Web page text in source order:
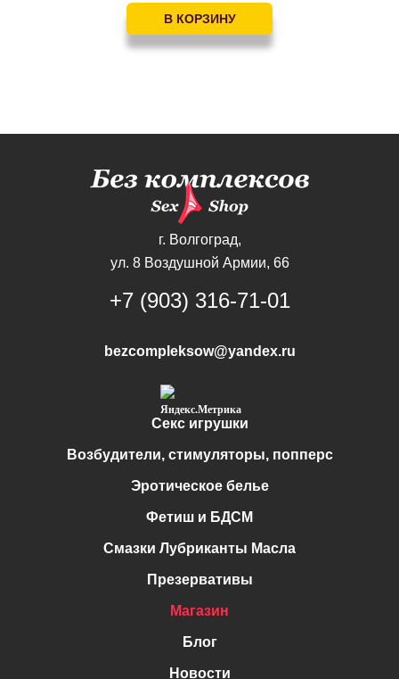
г. Волгоград,
ул. 8 Воздушной Армии, 66
+7 (903) 316-71-01
bezcompleksow@yandex.ru
Секс игрушки
Возбудители, стимуляторы, попперс
Эротическое белье
Фетиш и БДСМ
Смазки Лубриканты Масла
Презервативы
Магазин
Блог
Новости